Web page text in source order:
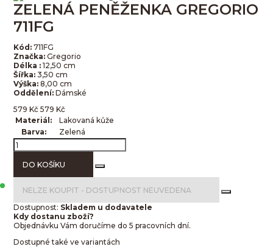
ZELENÁ PENĚŽENKA GREGORIO
711FG
Kód: 711FG
Značka: Gregorio
Délka :12,50 cm
Šířka:3,50 cm
Výška:8,00 cm
Oddělení:Dámské
579 Kč 579 Kč
Materiál:
Lakovaná kůže
Barva:
Zelená
DO KOŠÍKU
NELZE KOUPIT - DOSTUPNOST NEUVEDENA
Dostupnost: Skladem u dodavatele
Kdy dostanu zboží?
Objednávku Vám doručíme do 5 pracovních dní.
Dostupné také ve variantách